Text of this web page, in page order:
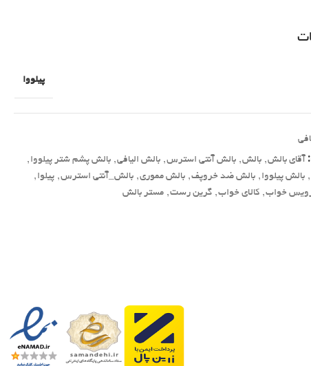
پیلووا
آقای بالش, بالش, بالش آنتی استرس, بالش الیافی, بالش پشم شتر پیلووا ,
, بالش پیلووا , بالش ضد خروپف, بالش مموری, بالش_آنتی استرس, پیلوا ,
خواب, کالای خواب, گرین رست, مستر بالش